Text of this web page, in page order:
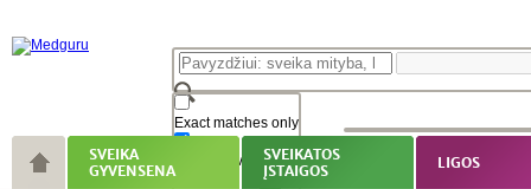
Exact matches only
Ieškoti pavadinime
SVEIKA
GYVENSENA
SVEIKATOS
ĮSTAIGOS
LIGOS